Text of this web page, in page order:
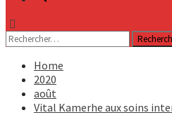
Rechercher :
Home
2020
août
Vital Kamerhe aux soins